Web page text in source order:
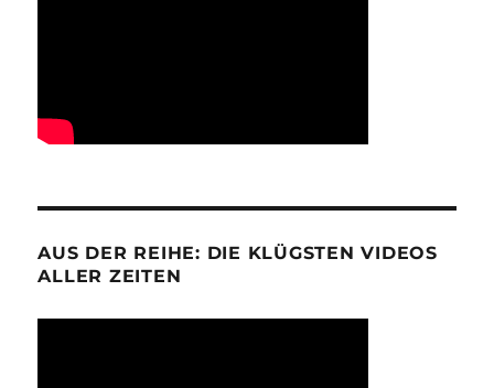
AUS DER REIHE: DIE KLÜGSTEN VIDEOS
ALLER ZEITEN